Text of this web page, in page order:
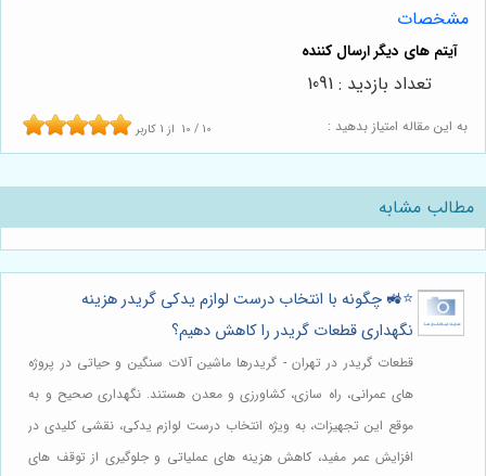
مشخصات
به این مقاله امتیاز بدهید : 10 / 10 از 1 کاربر
تعداد بازدید : 1091
مطالب مشابه
⭐️🚜 چگونه با انتخاب درست لوازم یدکی گریدر هزینه
نگهداری قطعات گریدر را کاهش دهیم؟
قطعات گریدر در تهران - گریدرها ماشین آلات سنگین و حیاتی در پروژه
های عمرانی، راه سازی، کشاورزی و معدن هستند. نگهداری صحیح و به
موقع این تجهیزات، به ویژه انتخاب درست لوازم یدکی، نقشی کلیدی در
افزایش عمر مفید، کاهش هزینه های عملیاتی و جلوگیری از توقف های